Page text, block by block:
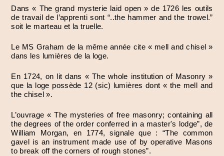
Dans « The grand mysterie laid open » de 1726 les outils
de travail de l’apprenti sont “..the hammer and the trowel.”
soit le marteau et la truelle.
Le MS Graham de la même année cite « mell and chisel »
dans les lumières de la loge.
En 1724, on lit dans « The whole institution of Masonry »
que la loge possède 12 (sic) lumières dont « the mell and
the chisel ».
L’ouvrage « The mysteries of free masonry; containing all
the degrees of the order conferred in a master's lodge”, de
William Morgan, en 1774, signale que : “The common
gavel is an instrument made use of by operative Masons
to break off the corners of rough stones”.